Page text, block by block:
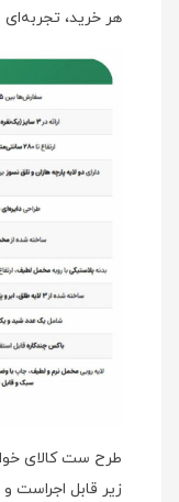
هر خرید،
طرح ست کالای
زیر قابل اجراست